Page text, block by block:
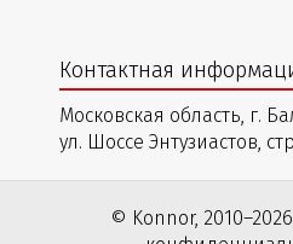
Контактная
Московская область, г.
ул. Шоссе Энтузиастов,
© Konnor,